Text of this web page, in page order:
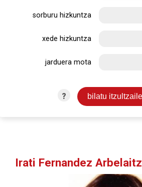
sorburu hizkuntza
xede hizkuntza
jarduera mota
?
Irati Fernandez Arbelaitz